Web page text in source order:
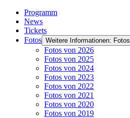
Programm
News
Tickets
Fotos Weitere Informationen: Fotos
Fotos von 2026
Fotos von 2025
Fotos von 2024
Fotos von 2023
Fotos von 2022
Fotos von 2021
Fotos von 2020
Fotos von 2019